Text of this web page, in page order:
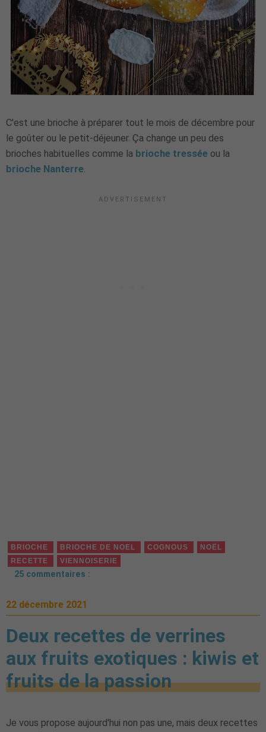
C'est une brioche à préparer tout le mois de décembre pour
le goûter ou le petit-déjeuner. Ça change un peu des
brioches habituelles comme la brioche tressée ou la
brioche Nanterre.
BRIOCHE BRIOCHE DE NOEL COGNOUS
NOËL
RECETTE
VIENNOISERIE
25 commentaires :
22 décembre 2021
Deux recettes de verrines
aux fruits exotiques : kiwis et
fruits de la passion
Je vous propose aujourd'hui non pas une, mais deux recettes